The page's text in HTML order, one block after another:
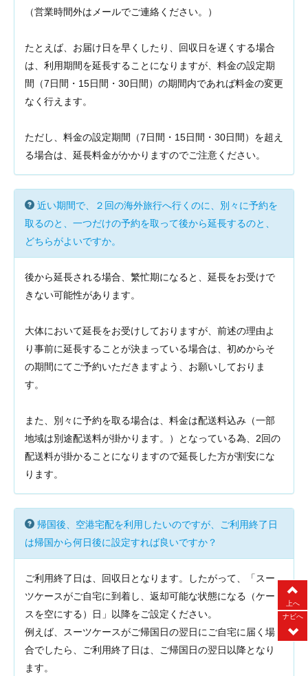
（営業時間外はメールでご連絡ください。）
たとえば、お届け日を早くしたり、回収日を遅くする場合
は、利用期間を延長することになりますが、料金の設定期
間（7日間・15日間・30日間）の期間内であれば料金の変更
なく行えます。
ただし、料金の設定期間（7日間・15日間・30日間）を超え
る場合は、延長料金がかかりますのでご注意ください。
近い期間で、２回の海外旅行へ行くのに、別々に予約を
取るのと、一つだけの予約を取って後から延長するのと、
どちらがよいですか。
後から延長される場合、繁忙期になると、延長をお受けで
きない可能性があります。
大体において延長をお受けしておりますが、前述の理由よ
り事前に延長することが決まっている場合は、初めからそ
の期間にてご予約いただきますよう、お願いしておりま
す。
また、別々に予約を取る場合は、料金は配送料込み（一部
地域は別途配送料が掛かります。）となっている為、2回の
配送料が掛かることになりますので延長した方が割安にな
ります。
帰国後、空港宅配を利用したいのですが、ご利用終了日
は帰国から何日後に設定すれば良いですか？
ご利用終了日は、回収日となります。したがって、「スー
ツケースがご自宅に到着し、返却可能な状態になる（ケー
スを空にする）日」以降をご設定ください。
例えば、スーツケースがご帰国日の翌日にご自宅に届く場
合でしたら、ご利用終了日は、ご帰国日の翌日以降となり
ます。
上へ
ナビへ